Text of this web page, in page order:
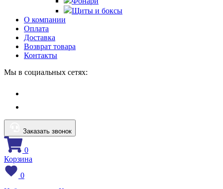
Щиты и боксы
О компании
Оплата
Доставка
Возврат товара
Контакты
Мы в социальных сетях:
Заказать звонок
0
Корзина
0